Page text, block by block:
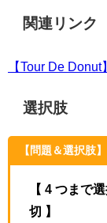
関連リンク
【Tour De Donut】
選択肢
【問題＆選択肢】
【 4 つま
切 】